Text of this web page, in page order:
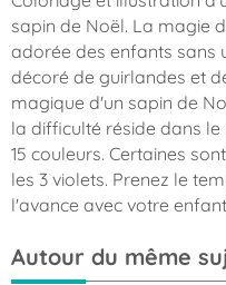
sapin de Noël. La magie
adorée des enfants sans
décoré de guirlandes et
magique d'un sapin de
la difficulté réside dans
15 couleurs. Certaines
les 3 violets. Prenez le
l'avance avec votre
Autour du même